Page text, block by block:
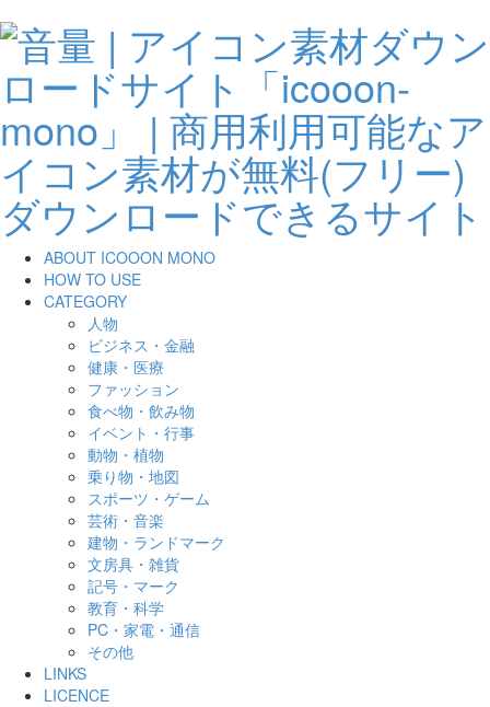
ABOUT ICOOON MONO
HOW TO USE
CATEGORY
人物
ビジネス・金融
健康・医療
ファッション
食べ物・飲み物
イベント・行事
動物・植物
乗り物・地図
スポーツ・ゲーム
芸術・音楽
建物・ランドマーク
文房具・雑貨
記号・マーク
教育・科学
PC・家電・通信
その他
LINKS
LICENCE